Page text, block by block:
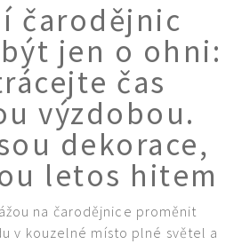
čarodějnic
jen o ohni:
čas
výzdobou.
dekorace,
letos hitem
na čarodějnice proměnit
v kouzelné místo plné světel a